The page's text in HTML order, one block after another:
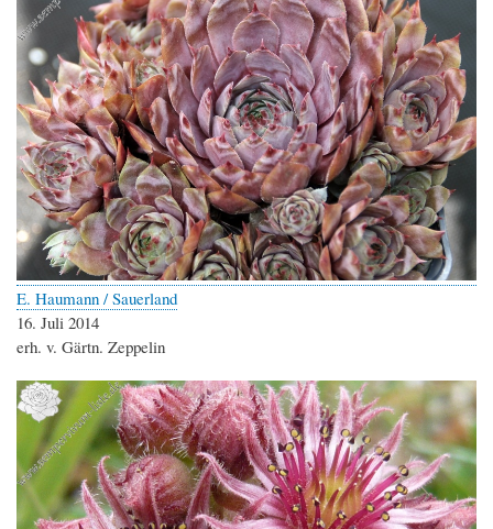
E. Haumann / Sauerland
16. Juli 2014
erh. v. Gärtn. Zeppelin